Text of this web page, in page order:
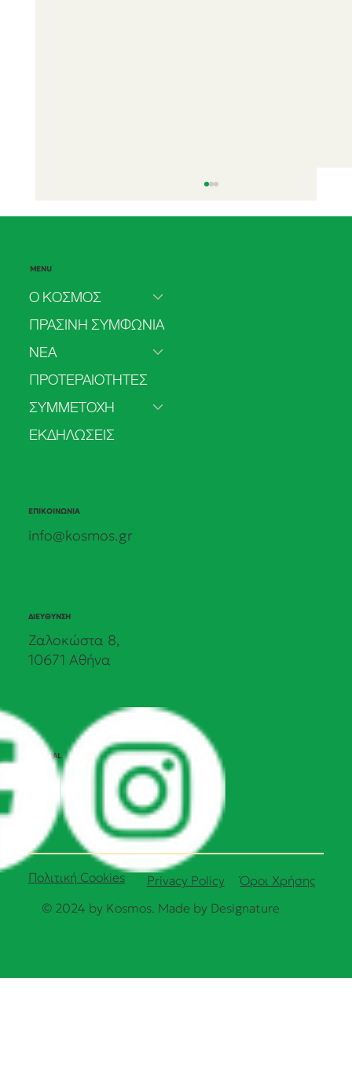
στην άμβλωση
MENU
Ο ΚΟΣΜΟΣ
ΠΡΑΣΙΝΗ ΣΥΜΦΩΝΙΑ
ΝΕΑ
ΠΡΟΤΕΡΑΙΟΤΗΤΕΣ
ΣΥΜΜΕΤΟΧΗ
ΕΚΔΗΛΩΣΕΙΣ
ΕΠΙΚΟΙΝΩΝΙΑ
info@kosmos.gr
ΔΙΕΥΘΥΝΣΗ
Ζαλοκώστα 8,
10671 Αθήνα
SOCIAL
© 2024 by Kosmos. Made by Designature
Πολιτική Cookies Όροι Χρήσης
Privacy Policy